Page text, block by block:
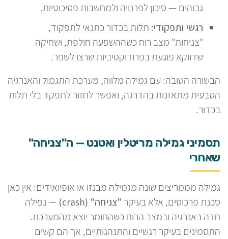
גבוהים — סיכון לפרנויה ולמחשבות פסיכוטיות.
רגשי ותפקודי: תלות בכדור כתנאי לתפקוד,
"צניחות" מצב רוח כשההשפעה חולפת, ושחיקה
שדווקא פוגעת בפרודוקטיביות שרצו לשפר.
הבשורה הטובה: עם גמילה מלווה, מערכת התגמול והאנרגיה
הטבעית מתאזנות בהדרגה, ואפשר לחזור לתפקד בלי תלות
בכדור.
תסמיני גמילה מריטלין ואטנט — ה"צניחה"
שאחרי
גמילה מממריצים שונה מגמילה מבנזו או אופיואידים: אין כאן
סכנת פרכוסים, אלא בעיקר "צניחה" (crash)
— נפילה
חדה באנרגיה ובמצב הרוח כשהחומר יוצא מהמערכת.
התסמינים בעיקר רגשיים והתנהגותיים, אך הם קשים